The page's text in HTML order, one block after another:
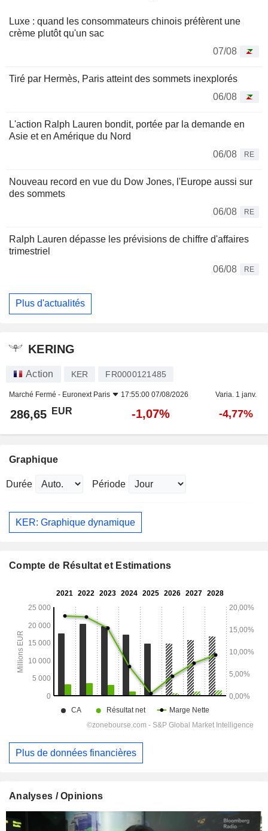
Luxe : quand les consommateurs chinois préfèrent une
crème plutôt qu'un sac
07/08
Tiré par Hermès, Paris atteint des sommets inexplorés
06/08
L'action Ralph Lauren bondit, portée par la demande en
Asie et en Amérique du Nord
06/08
RE
Nouveau record en vue du Dow Jones, l'Europe aussi sur
des sommets
06/08
RE
Ralph Lauren dépasse les prévisions de chiffre d'affaires
trimestriel
06/08
RE
Plus d'actualités
KERING
Action KER FR0000121485
Marché Fermé - Euronext Paris 17:55:00 07/08/2026 Varia. 1 janv.
286,65 EUR -1,07% -4,77%
Graphique
Durée Période
KER: Graphique dynamique
Compte de Résultat et Estimations
Plus de données financières
Analyses / Opinions